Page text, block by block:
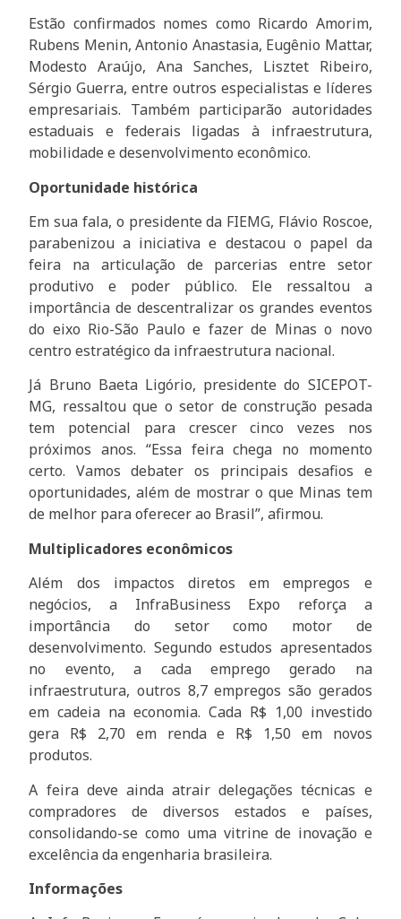
Estão confirmados nomes como Ricardo Amorim,
Rubens Menin, Antonio Anastasia, Eugênio Mattar,
Modesto Araújo, Ana Sanches, Lisztet Ribeiro,
Sérgio Guerra, entre outros especialistas e líderes
empresariais. Também participarão autoridades
estaduais e federais ligadas à infraestrutura,
mobilidade e desenvolvimento econômico.
Oportunidade histórica
Em sua fala, o presidente da FIEMG, Flávio Roscoe,
parabenizou a iniciativa e destacou o papel da
feira na articulação de parcerias entre setor
produtivo e poder público. Ele ressaltou a
importância de descentralizar os grandes eventos
do eixo Rio-São Paulo e fazer de Minas o novo
centro estratégico da infraestrutura nacional.
Já Bruno Baeta Ligório, presidente do SICEPOT-
MG, ressaltou que o setor de construção pesada
tem potencial para crescer cinco vezes nos
próximos anos. “Essa feira chega no momento
certo. Vamos debater os principais desafios e
oportunidades, além de mostrar o que Minas tem
de melhor para oferecer ao Brasil”, afirmou.
Multiplicadores econômicos
Além dos impactos diretos em empregos e
negócios, a InfraBusiness Expo reforça a
importância do setor como motor de
desenvolvimento. Segundo estudos apresentados
no evento, a cada emprego gerado na
infraestrutura, outros 8,7 empregos são gerados
em cadeia na economia. Cada R$ 1,00 investido
gera R$ 2,70 em renda e R$ 1,50 em novos
produtos.
A feira deve ainda atrair delegações técnicas e
compradores de diversos estados e países,
consolidando-se como uma vitrine de inovação e
excelência da engenharia brasileira.
Informações